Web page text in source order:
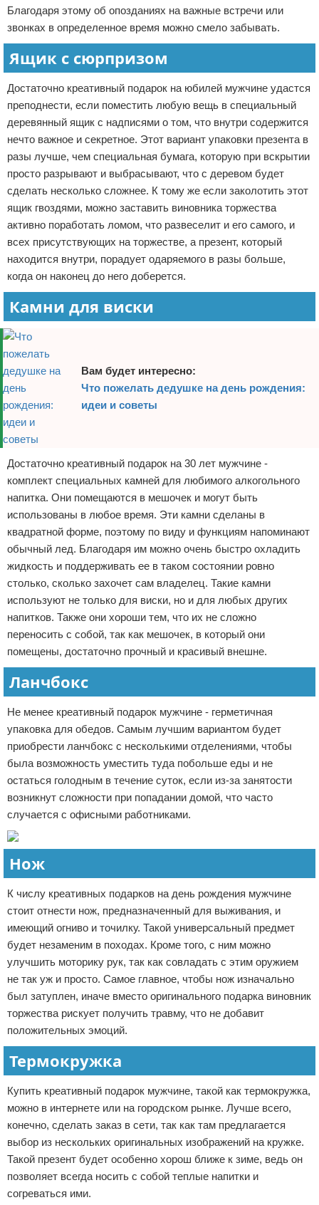
Благодаря этому об опозданиях на важные встречи или
звонках в определенное время можно смело забывать.
Ящик с сюрпризом
Достаточно креативный подарок на юбилей мужчине удастся
преподнести, если поместить любую вещь в специальный
деревянный ящик с надписями о том, что внутри содержится
нечто важное и секретное. Этот вариант упаковки презента в
разы лучше, чем специальная бумага, которую при вскрытии
просто разрывают и выбрасывают, что с деревом будет
сделать несколько сложнее. К тому же если заколотить этот
ящик гвоздями, можно заставить виновника торжества
активно поработать ломом, что развеселит и его самого, и
всех присутствующих на торжестве, а презент, который
находится внутри, порадует одаряемого в разы больше,
когда он наконец до него доберется.
Камни для виски
Вам будет интересно:
Что пожелать дедушке на день рождения:
идеи и советы
Достаточно креативный подарок на 30 лет мужчине -
комплект специальных камней для любимого алкогольного
напитка. Они помещаются в мешочек и могут быть
использованы в любое время. Эти камни сделаны в
квадратной форме, поэтому по виду и функциям напоминают
обычный лед. Благодаря им можно очень быстро охладить
жидкость и поддерживать ее в таком состоянии ровно
столько, сколько захочет сам владелец. Такие камни
используют не только для виски, но и для любых других
напитков. Также они хороши тем, что их не сложно
переносить с собой, так как мешочек, в который они
помещены, достаточно прочный и красивый внешне.
Ланчбокс
Не менее креативный подарок мужчине - герметичная
упаковка для обедов. Самым лучшим вариантом будет
приобрести ланчбокс с несколькими отделениями, чтобы
была возможность уместить туда побольше еды и не
остаться голодным в течение суток, если из-за занятости
возникнут сложности при попадании домой, что часто
случается с офисными работниками.
Нож
К числу креативных подарков на день рождения мужчине
стоит отнести нож, предназначенный для выживания, и
имеющий огниво и точилку. Такой универсальный предмет
будет незаменим в походах. Кроме того, с ним можно
улучшить моторику рук, так как совладать с этим оружием
не так уж и просто. Самое главное, чтобы нож изначально
был затуплен, иначе вместо оригинального подарка виновник
торжества рискует получить травму, что не добавит
положительных эмоций.
Термокружка
Купить креативный подарок мужчине, такой как термокружка,
можно в интернете или на городском рынке. Лучше всего,
конечно, сделать заказ в сети, так как там предлагается
выбор из нескольких оригинальных изображений на кружке.
Такой презент будет особенно хорош ближе к зиме, ведь он
позволяет всегда носить с собой теплые напитки и
согреваться ими.